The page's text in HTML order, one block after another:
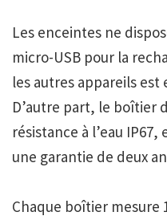
Les enceintes ne
micro-USB pour la
les autres appareils
D’autre part, le boîtier
résistance à l’eau
une garantie de deux
Chaque boîtier mesure